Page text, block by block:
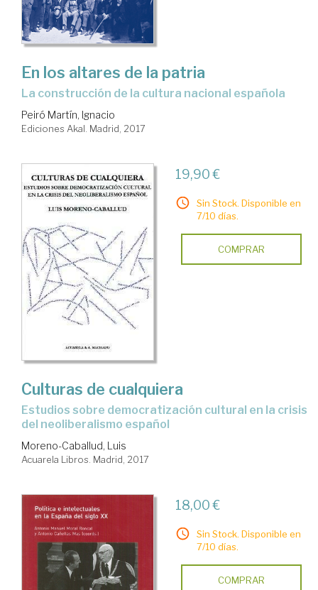
En los altares de la patria
la construcción de la cultura nacional española
Peiró Martín, Ignacio
Ediciones Akal. Madrid, 2017
19,90 €
Sin Stock. Disponible en
7/10 días.
COMPRAR
Culturas de cualquiera
estudios sobre democratización cultural en la crisis
del neoliberalismo español
Moreno-Caballud, Luis
Acuarela Libros. Madrid, 2017
18,00 €
Sin Stock. Disponible en
7/10 días.
COMPRAR